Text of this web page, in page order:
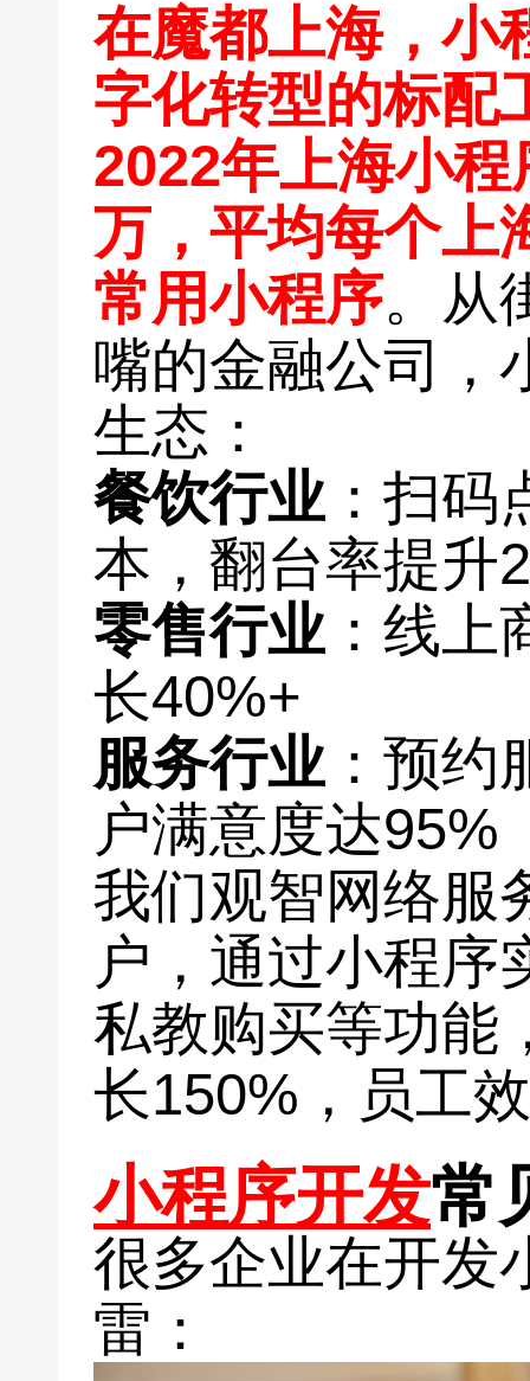
在魔都上海，小
字化转型的标配
2022年上海小
万，平均每个上
常用小程序。从
嘴的金融公司，
生态：
餐饮行业 ：扫
本，翻台率提升
零售行业 ：线
长40%+
服务行业 ：预
户满意度达95%
我们观智网络服
户，通过小程序
私教购买等功能
长150%，员工
小程序开发常
很多企业在开发
雷：